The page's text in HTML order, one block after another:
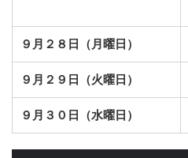
９月２８日（月曜日）
９月２９日（火曜日）
９月３０日（水曜日）